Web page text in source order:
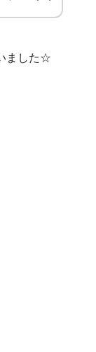
ました☆